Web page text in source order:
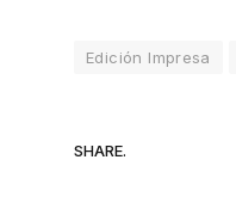
Edición Impresa
SHARE.